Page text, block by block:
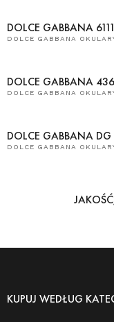
DOLCE GABBANA
DOLCE GABBANA
DOLCE GABBANA
DOLCE GABBANA
DOLCE GABBANA
DOLCE GABBANA
KUPUJ WEDŁUG